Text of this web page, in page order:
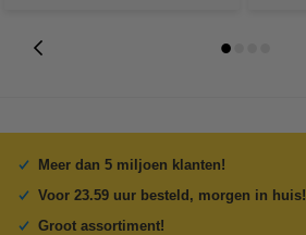
Meer dan 5 miljoen klanten!
Voor 23.59 uur besteld, morgen in huis!
Groot assortiment!